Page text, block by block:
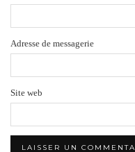
Adresse de messagerie
Site web